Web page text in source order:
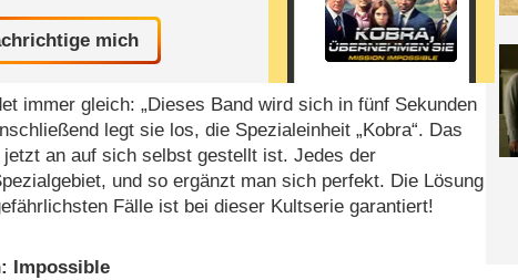
mich
immer gleich: „Dieses Band wird sich in fünf Sekunden
legt sie los, die Spezialeinheit „Kobra“. Das
an auf sich selbst gestellt ist. Jedes der
und so ergänzt man sich perfekt. Die Lösung
Fälle ist bei dieser Kultserie garantiert!
Impossible